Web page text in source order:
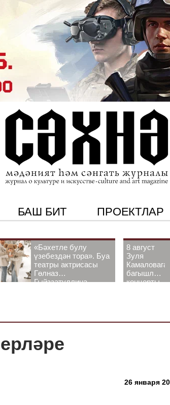
БАШ БИТ ПРОЕКТЛАР
«Бәхетле булу
үзебездән тора». Буа
театры актрисасы
Гөлназ
Гыйззәтуллина-
8 август
Зуля
Камаловага
багышлау
концерты
26 января